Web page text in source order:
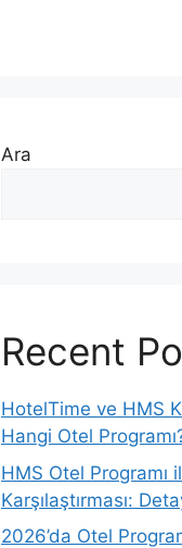
Ara
Recent
HotelTime ve HMS
Hangi Otel
HMS Otel Programı
Karşılaştırması:
2026’da Otel